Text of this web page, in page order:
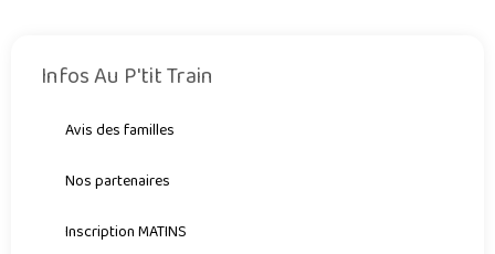
Infos Au P'tit Train
Avis des familles
Nos partenaires
Inscription MATINS